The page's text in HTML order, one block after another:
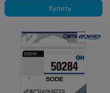
Купить